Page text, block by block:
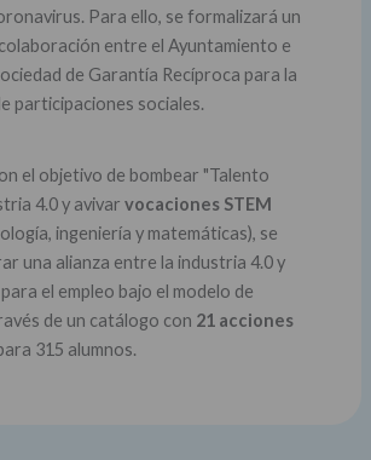
Para ello, se formalizará un
entre el Ayuntamiento e
de Garantía Recíproca para la
participaciones sociales.
el objetivo de bombear "Talento
4.0 y avivar vocaciones STEM
ingeniería y matemáticas), se
una alianza entre la industria 4.0 y
el empleo bajo el modelo de
de un catálogo con 21 acciones
315 alumnos.